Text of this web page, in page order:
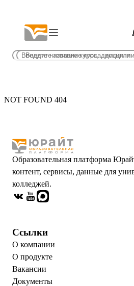
NOT FOUND 404
Образовательная платформа
контент, сервисы, данные для
колледжей.
Ссылки
О компании
О продукте
Вакансии
Документы